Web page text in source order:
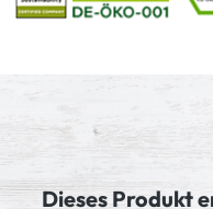
Dieses Produkt